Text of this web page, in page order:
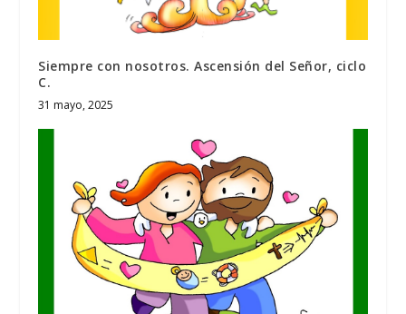
Siempre con nosotros. Ascensión del Señor, ciclo
C.
31 mayo, 2025